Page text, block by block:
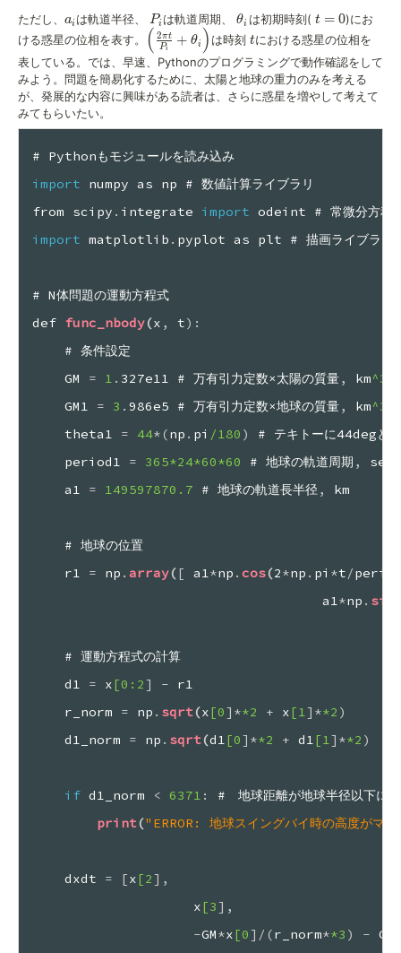
ただし、 a_i
ai は軌道半径、 P_i
Pi は軌道周期、\theta_i
θi は初期時刻( t=0
t = 0)にお
ける惑星の位相を表す。
\left(\frac{2\pi t}
{P_i}+\theta_i\right)
( Pi
2πt + θi ) は時刻t
tにおける惑星の位相を
表している。では、早速、Pythonのプログラミングで動作確認をして
みよう。問題を簡易化するために、太陽と地球の重力のみを考える
が、発展的な内容に興味がある読者は、さらに惑星を増やして考えて
みてもらいたい。
# Pythonもモジュールを読み込み
import numpy as np # 数値計算ライブラリ
from scipy . integrate import odeint # 常微分方程式
import matplotlib . pyplot as plt # 描画ライブラリ
# N体問題の運動方程式
def func_nbody(x , t) :
# 条件設定
GM = 1 . 327e11 # 万有引力定数×太陽の質量, km^3
GM1 = 3 .986e5 # 万有引力定数×地球の質量, km^3
theta1 = 44* (np . pi /180 )
# テキトーに44degと
period1 = 365*24*60*60 # 地球の軌道周期 ,
sec
a1 = 149597870.7 # 地球の軌道長半径, km
# 地球の位置
r1 = np .array([ a1*np .cos(2*np . pi *t/
a1*np . sin
# 運動方程式の計算
d1 = x[0 :2] - r1
r_norm = np . sqrt(x[0] **2 + x[1] **2 )
d1_norm = np . sqrt(d1[0] **2 + d1[1] **2 )
if d1_norm < 6371 :
#　地球距離が地球半径以下に
print("ERROR: 地球スイングバイ時の高度がマ
dxdt = [x[2] ,
x[3] ,
-GM*x[0] / (r_norm**3 ) -